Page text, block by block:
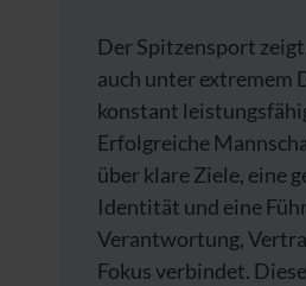
Der Spitzensport
auch unter extremem
konstant
Erfolgreiche
über klare Ziele, eine
Identität und eine
Verantwortung,
Fokus verbindet.